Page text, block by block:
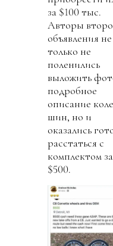
за $100 тыс.
Авторы
объявления не
только не
поленились
выложить
подробное
описание
шин, но и
оказались
расстаться с
комплектом за
$500.